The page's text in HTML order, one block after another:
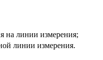
на линии измерения;
линии измерения.